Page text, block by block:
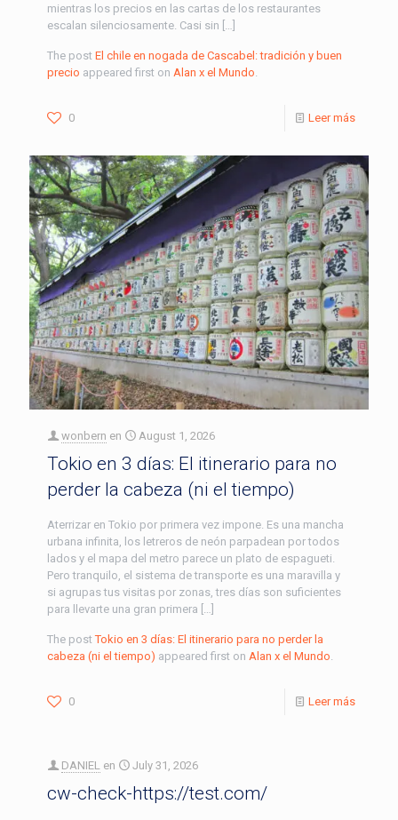
mientras los precios en las cartas de los restaurantes
escalan silenciosamente. Casi sin […]
The post El chile en nogada de Cascabel: tradición y buen
precio appeared first on Alan x el Mundo
0 Leer más
wonbern en August 1, 2026
Tokio en 3 días: El itinerario para no
perder la cabeza (ni el tiempo)
Aterrizar en Tokio por primera vez impone. Es una mancha
urbana infinita, los letreros de neón parpadean por todos
lados y el mapa del metro parece un plato de espagueti.
Pero tranquilo, el sistema de transporte es una maravilla y
si agrupas tus visitas por zonas, tres días son suficientes
para llevarte una gran primera […]
The postTokio en 3 días: El itinerario para no perder la
cabeza (ni el tiempo) appeared first on Alan x el Mundo.
0 Leer más
DANIEL en July 31, 2026
cw-check-https://test.com/